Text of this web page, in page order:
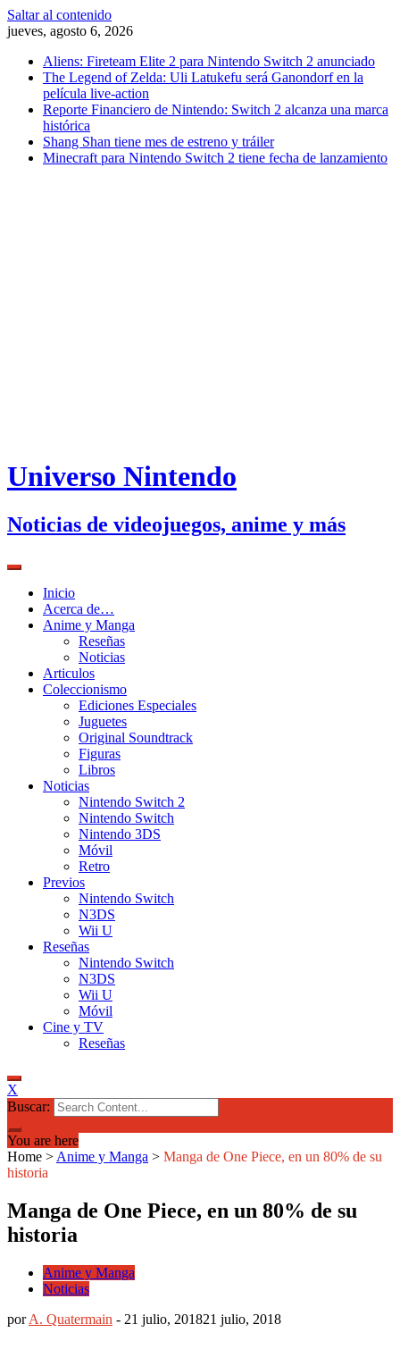
Saltar al contenido
jueves, agosto 6, 2026
Aliens: Fireteam Elite 2 para Nintendo Switch 2 anunciado
The Legend of Zelda: Uli Latukefu será Ganondorf en la
película live-action
Reporte Financiero de Nintendo: Switch 2 alcanza una marca
histórica
Shang Shan tiene mes de estreno y tráiler
Minecraft para Nintendo Switch 2 tiene fecha de lanzamiento
Universo Nintendo
Noticias de videojuegos, anime y más
Inicio
Acerca de…
Anime y Manga
Reseñas
Noticias
Articulos
Coleccionismo
Ediciones Especiales
Juguetes
Original Soundtrack
Figuras
Libros
Noticias
Nintendo Switch 2
Nintendo Switch
Nintendo 3DS
Móvil
Retro
Previos
Nintendo Switch
N3DS
Wii U
Reseñas
Nintendo Switch
N3DS
Wii U
Móvil
Cine y TV
Reseñas
X
Buscar:
You are here
Home > Anime y Manga > Manga de One Piece, en un 80% de su
historia
Manga de One Piece, en un 80% de su
historia
Anime y Manga
Noticias
porA. Quatermain - 21 julio, 201821 julio, 2018